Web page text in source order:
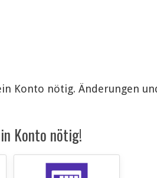
Konto nötig. Änderungen
Konto nötig!